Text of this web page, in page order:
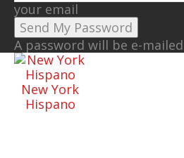
your email
A password will be e-
New York
Hispano